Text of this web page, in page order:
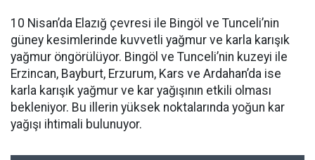
10 Nisan’da Elazığ çevresi ile Bingöl ve Tunceli’nin
güney kesimlerinde kuvvetli yağmur ve karla karışık
yağmur öngörülüyor. Bingöl ve Tunceli’nin kuzeyi ile
Erzincan, Bayburt, Erzurum, Kars ve Ardahan’da ise
karla karışık yağmur ve kar yağışının etkili olması
bekleniyor. Bu illerin yüksek noktalarında yoğun kar
yağışı ihtimali bulunuyor.